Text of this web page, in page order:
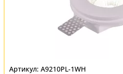
A9210PL-1WH